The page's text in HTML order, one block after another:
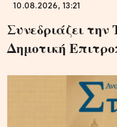
10.08.2026, 13:21
Συνεδριάζει
Δημοτική